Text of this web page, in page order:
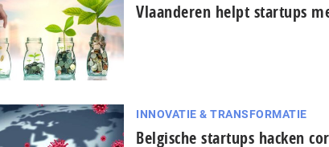
Vlaanderen helpt startups
INNOVATIE & TRANSFORMATIE
Belgische startups hacken